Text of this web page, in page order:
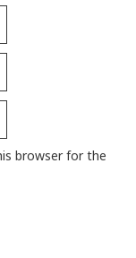
browser for the